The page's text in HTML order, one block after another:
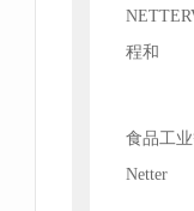
程和
食品工
Netter